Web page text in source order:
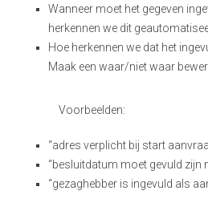
Wanneer moet het gegeven
herkennen we dit
Hoe herkennen we dat het
Maak een waar/niet waar
Voorbeelden:
“adres verplicht bij start
“besluitdatum moet gevuld zijn
“gezaghebber is ingevuld als